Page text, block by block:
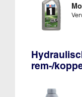
rem-/